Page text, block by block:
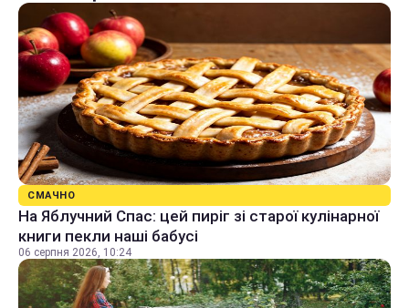
СМАЧНО
На Яблучний Спас: цей пиріг зі старої кулінарної
книги пекли наші бабусі
06 серпня 2026, 10:24